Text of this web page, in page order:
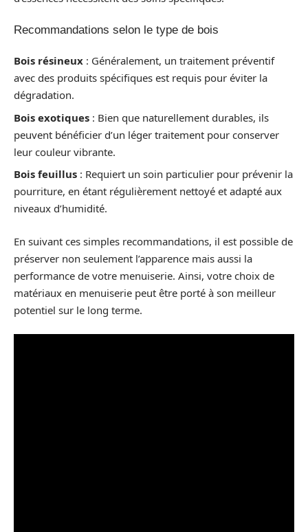
Recommandations selon le type de bois
Bois résineux : Généralement, un traitement préventif
avec des produits spécifiques est requis pour éviter la
dégradation.
Bois exotiques : Bien que naturellement durables, ils
peuvent bénéficier d’un léger traitement pour conserver
leur couleur vibrante.
Bois feuillus : Requiert un soin particulier pour prévenir la
pourriture, en étant régulièrement nettoyé et adapté aux
niveaux d’humidité.
En suivant ces simples recommandations, il est possible de
préserver non seulement l’apparence mais aussi la
performance de votre menuiserie. Ainsi, votre choix de
matériaux en menuiserie peut être porté à son meilleur
potentiel sur le long terme.